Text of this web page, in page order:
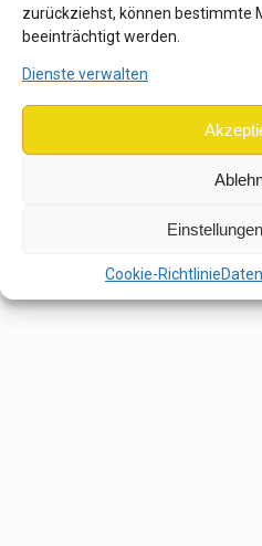
zurückziehst, können bestimmte
beeinträchtigt werden.
Dienste verwalten
Cookie-Richtlinie